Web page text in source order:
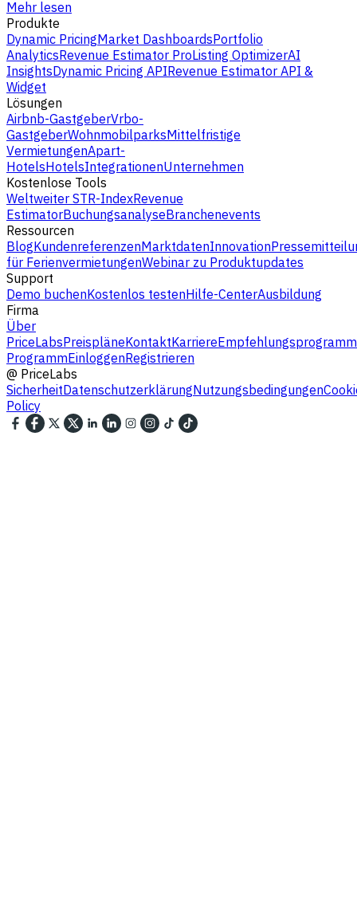
Mehr lesen
Produkte
Dynamic PricingMarket DashboardsPortfolio
AnalyticsRevenue Estimator ProListing OptimizerAI
InsightsDynamic Pricing APIRevenue Estimator API &
Widget
Lösungen
Airbnb-GastgeberVrbo-
GastgeberWohnmobilparksMittelfristige
VermietungenApart-
HotelsHotelsIntegrationenUnternehmen
Kostenlose Tools
Weltweiter STR-IndexRevenue
EstimatorBuchungsanalyseBranchenevents
Ressourcen
BlogKundenreferenzenMarktdatenInnovation
für FerienvermietungenWebinar zu Produktupdates
Support
Demo buchenKostenlos testenHilfe-CenterAusbildung
Firma
Über
PriceLabsPreispläneKontaktKarriereEmpfehlungsprogramm
ProgrammEinloggenRegistrieren
@ PriceLabs
SicherheitDatenschutzerklärungNutzungsbedingungen
Policy